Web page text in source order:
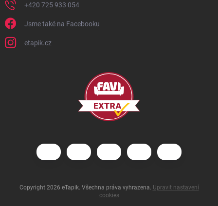
+420 725 933 054
Jsme také na Facebooku
etapik.cz
Copyright 2026 eTapik. Všechna práva vyhrazena. Upravit nastavení
cookies